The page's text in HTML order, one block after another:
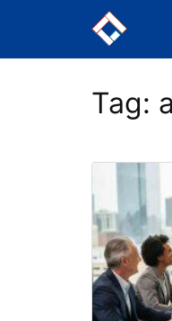
konten
Tag: